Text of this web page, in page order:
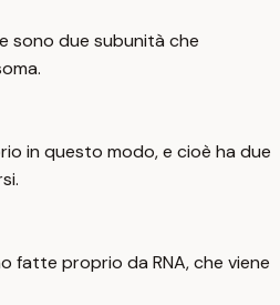
sono due subunità che
in questo modo, e cioè ha due
fatte proprio da RNA, che viene